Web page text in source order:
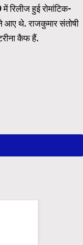
रिलीज हुई रोमांटिक-
आए थे. राजकुमार संतोषी
कैफ हैं.